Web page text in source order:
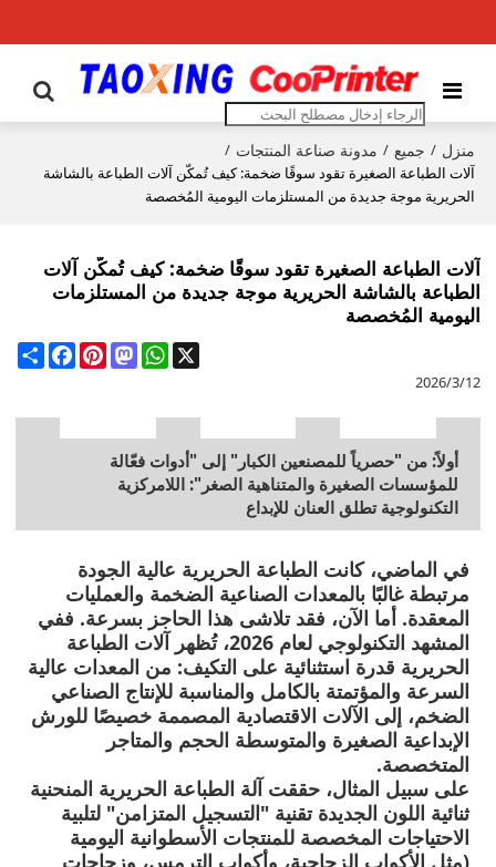
منزل / جميع / مدونة صناعة المنتجات /
آلات الطباعة الصغيرة تقود سوقًا ضخمة: كيف تُمكّن آلات الطباعة بالشاشة
الحريرية موجة جديدة من المستلزمات اليومية المُخصصة
آلات الطباعة الصغيرة تقود سوقًا ضخمة: كيف تُمكّن آلات
الطباعة بالشاشة الحريرية موجة جديدة من المستلزمات
اليومية المُخصصة
Share
FacebookPinterest
Mastodon
WhatsApp
X
2026/3/12
أولاً: من "حصرياً للمصنعين الكبار" إلى "أدوات فعّالة
للمؤسسات الصغيرة والمتناهية الصغر": اللامركزية
التكنولوجية تطلق العنان للإبداع
في الماضي، كانت الطباعة الحريرية عالية الجودة
مرتبطة غالبًا بالمعدات الصناعية الضخمة والعمليات
المعقدة. أما الآن، فقد تلاشى هذا الحاجز بسرعة. ففي
المشهد التكنولوجي لعام 2026، تُظهر آلات الطباعة
الحريرية قدرة استثنائية على التكيف: من المعدات عالية
السرعة والمؤتمتة بالكامل والمناسبة للإنتاج الصناعي
الضخم، إلى الآلات الاقتصادية المصممة خصيصًا للورش
الإبداعية الصغيرة والمتوسطة الحجم والمتاجر
المتخصصة.
على سبيل المثال، حققت آلة الطباعة الحريرية المنحنية
ثنائية اللون الجديدة تقنية "التسجيل المتزامن" لتلبية
الاحتياجات المخصصة للمنتجات الأسطوانية اليومية